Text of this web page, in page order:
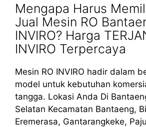
Mengapa Harus
Jual Mesin RO
INVIRO? Harga
INVIRO Terpercaya
Mesin RO INVIRO hadir dalam
model untuk kebutuhan
tangga. Lokasi Anda Di
Selatan Kecamatan Bantaeng,
Eremerasa, Gantarangkeke,